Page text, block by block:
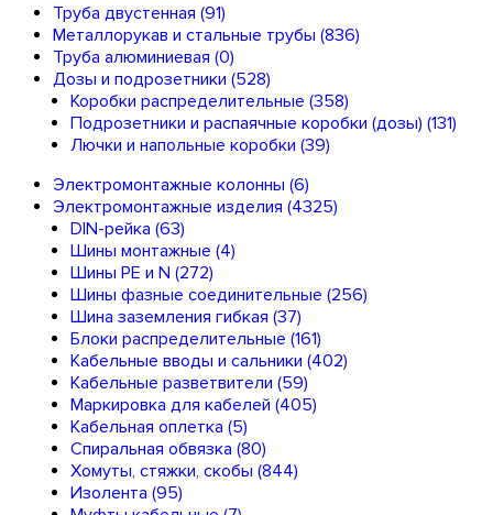
Труба двустенная (91)
Металлорукав и стальные трубы (836)
Труба алюминиевая (0)
Дозы и подрозетники (528)
Коробки распределительные (358)
Подрозетники и распаячные коробки (дозы) (131)
Лючки и напольные коробки (39)
Электромонтажные колонны (6)
Электромонтажные изделия (4325)
DIN-рейка (63)
Шины монтажные (4)
Шины PE и N (272)
Шины фазные соединительные (256)
Шина заземления гибкая (37)
Блоки распределительные (161)
Кабельные вводы и сальники (402)
Кабельные разветвители (59)
Маркировка для кабелей (405)
Кабельная оплетка (5)
Спиральная обвязка (80)
Хомуты, стяжки, скобы (844)
Изолента (95)